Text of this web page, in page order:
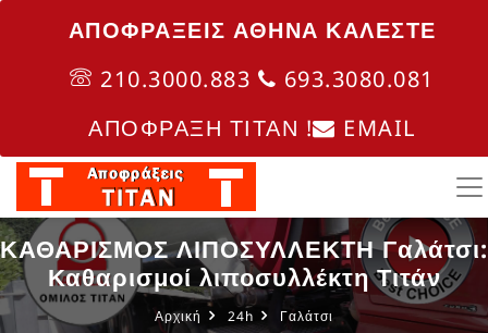
ΑΠΟΦΡΑΞΕΙΣ ΑΘΗΝΑ ΚΑΛΈΣΤΕ
210.3000.883
693.3080.081
ΑΠΟΦΡΑΞΗ ΤΙΤΑΝ !
EMAIL
ΚΑΘΑΡΙΣΜΟΣ ΛΙΠΟΣΥΛΛΕΚΤΗ Γαλάτσι:
Καθαρισμοί λιποσυλλέκτη Τιτάν
Αρχική 24h Γαλάτσι